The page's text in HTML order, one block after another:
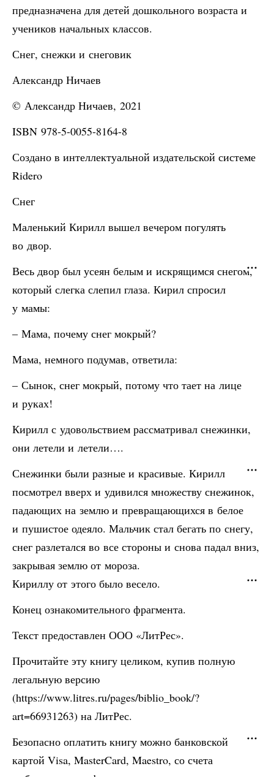
предназначена для детей дошкольного возраста и
учеников начальных классов.
Снег, снежки и снеговик
Александр Ничаев
© Александр Ничаев, 2021
ISBN 978-5-0055-8164-8
Создано в интеллектуальной издательской системе
Ridero
Снег
Маленький Кирилл вышел вечером погулять
во двор.
Весь двор был усеян белым и искрящимся снегом,
который слегка слепил глаза. Кирил спросил
у мамы:
– Мама, почему снег мокрый?
Мама, немного подумав, ответила:
– Сынок, снег мокрый, потому что тает на лице
и руках!
Кирилл с удовольствием рассматривал снежинки,
они летели и летели….
Снежинки были разные и красивые. Кирилл
посмотрел вверх и удивился множеству снежинок,
падающих на землю и превращающихся в белое
и пушистое одеяло. Мальчик стал бегать по снегу,
снег разлетался во все стороны и снова падал вниз,
закрывая землю от мороза.
Кириллу от этого было весело.
Конец ознакомительного фрагмента.
Текст предоставлен ООО «ЛитРес».
Прочитайте эту книгу целиком, купив полную
легальную версию
(https://www.litres.ru/pages/biblio_book/?
art=66931263) на ЛитРес.
Безопасно оплатить книгу можно банковской
картой Visa, MasterCard, Maestro, со счета